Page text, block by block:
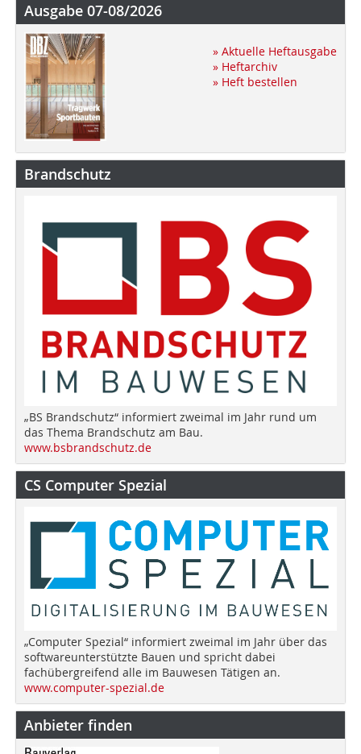
Ausgabe 07-08/2026
» Aktuelle Heftausgabe
» Heftarchiv
» Heft bestellen
Brandschutz
„BS Brandschutz“ informiert zweimal im Jahr rund um
das Thema Brandschutz am Bau.
www.bsbrandschutz.de
CS Computer Spezial
„Computer Spezial“ informiert zweimal im Jahr über das
softwareunterstützte Bauen und spricht dabei
fachübergreifend alle im Bauwesen Tätigen an.
www.computer-spezial.de
Anbieter finden